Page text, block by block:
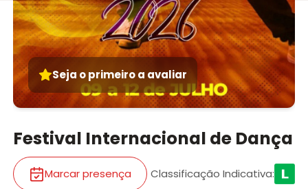
Seja o primeiro a avaliar
Festival Internacional de Dança
Marcar presença Classificação Indicativa: